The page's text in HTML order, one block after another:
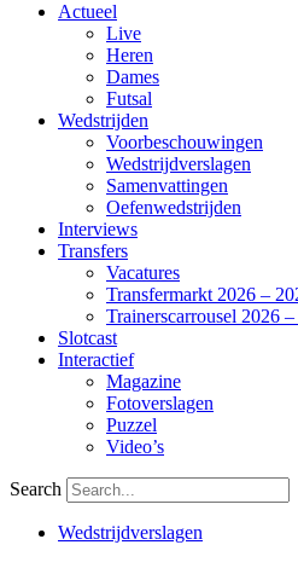
Actueel
Live
Heren
Dames
Futsal
Wedstrijden
Voorbeschouwingen
Wedstrijdverslagen
Samenvattingen
Oefenwedstrijden
Interviews
Transfers
Vacatures
Transfermarkt 2026 –
Trainerscarrousel 2026
Slotcast
Interactief
Magazine
Fotoverslagen
Puzzel
Video’s
Search
Wedstrijdverslagen